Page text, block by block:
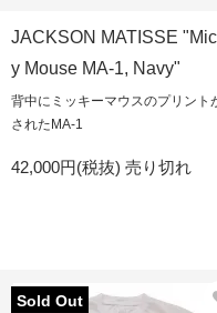
JACKSON MATISSE
y Mouse MA-1, Navy"
背中にミッキーマウスのプリント
されたMA-1
42,000円(税抜) 売り切れ
Sold Out